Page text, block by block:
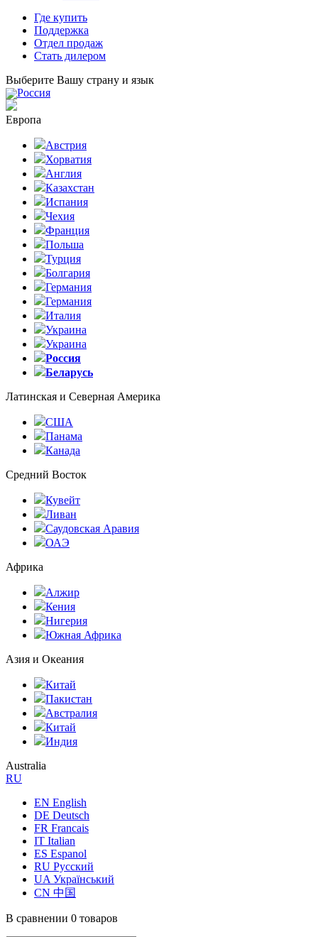
Где купить
Поддержка
Отдел продаж
Стать дилером
Выберите Вашу страну и язык
Россия
Европа
Австрия
Хорватия
Англия
Казахстан
Испания
Чехия
Франция
Польша
Турция
Болгария
Германия
Германия
Италия
Украина
Украина
Россия
Беларусь
Латинская и Северная Америка
США
Панама
Канада
Средний Восток
Кувейт
Ливан
Саудовская Аравия
ОАЭ
Африка
Алжир
Кения
Нигерия
Южная Африка
Азия и Океания
Китай
Пакистан
Австралия
Китай
Индия
Australia
RU
EN English
DE Deutsch
FR Francais
IT Italian
ES Espanol
RU Русский
UA Український
CN 中国
В сравнении 0 товаров